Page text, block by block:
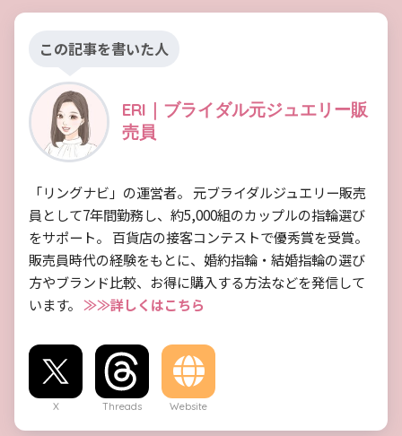
この記事を書いた人
ERI｜ブライダル元ジュエリー販
売員
「リングナビ」の運営者。 元ブライダルジュエリー販売
員として7年間勤務し、約5,000組のカップルの指輪選び
をサポート。 百貨店の接客コンテストで優秀賞を受賞。
販売員時代の経験をもとに、婚約指輪・結婚指輪の選び
方やブランド比較、お得に購入する方法などを発信して
います。 ≫≫詳しくはこちら
X Threads Website